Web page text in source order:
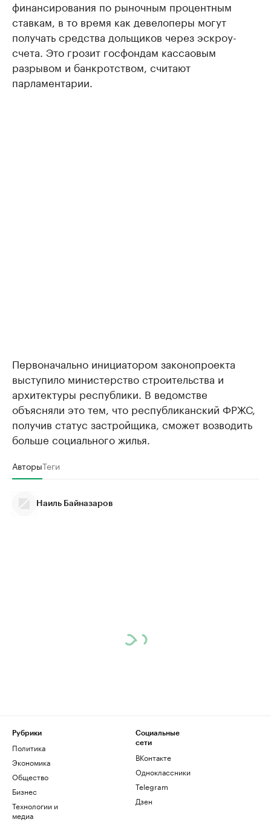
финансирования по рыночным процентным
ставкам, в то время как девелоперы могут
получать средства дольщиков через эскроу-
счета. Это грозит госфондам кассаовым
разрывом и банкротством, считают
парламентарии.
Первоначально инициатором законопроекта
выступило министерство строительства и
архитектуры республики. В ведомстве
объясняли это тем, что республиканский ФРЖС,
получив статус застройщика, сможет возводить
больше социального жилья.
АвторыТеги
Наиль Байназаров
Рубрики
Политика
Экономика
Общество
Бизнес
Технологии и
медиа
Социальные
сети
ВКонтакте
Одноклассники
Telegram
Дзен